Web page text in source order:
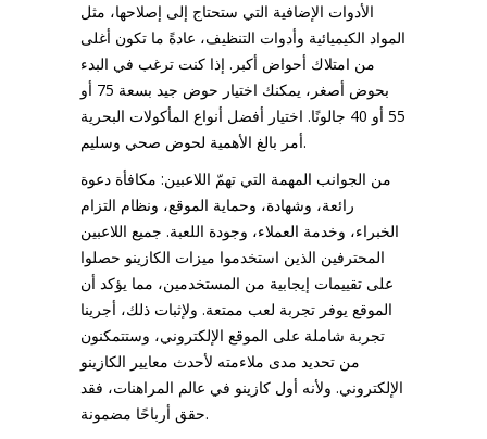
الأدوات الإضافية التي ستحتاج إلى إصلاحها، مثل
المواد الكيميائية وأدوات التنظيف، عادةً ما تكون أغلى
من امتلاك أحواض أكبر. إذا كنت ترغب في البدء
بحوض أصغر، يمكنك اختيار حوض جيد بسعة 75 أو
55 أو 40 جالونًا. اختيار أفضل أنواع المأكولات البحرية
أمر بالغ الأهمية لحوض صحي وسليم.
من الجوانب المهمة التي تهمّ اللاعبين: مكافأة دعوة
رائعة، وشهادة، وحماية الموقع، ونظام التزام
الخبراء، وخدمة العملاء، وجودة اللعبة. جميع اللاعبين
المحترفين الذين استخدموا ميزات الكازينو حصلوا
على تقييمات إيجابية من المستخدمين، مما يؤكد أن
الموقع يوفر تجربة لعب ممتعة. ولإثبات ذلك، أجرينا
تجربة شاملة على الموقع الإلكتروني، وستتمكنون
من تحديد مدى ملاءمته لأحدث معايير الكازينو
الإلكتروني. ولأنه أول كازينو في عالم المراهنات، فقد
حقق أرباحًا مضمونة.